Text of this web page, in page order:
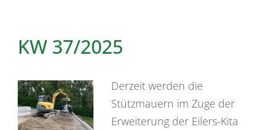
KW 37/2025
Derzeit werden die
Stützmauern im Zuge der
Erweiterung der Eilers-Kita